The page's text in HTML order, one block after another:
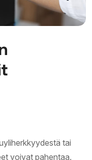
tai
voivat pahentaa.